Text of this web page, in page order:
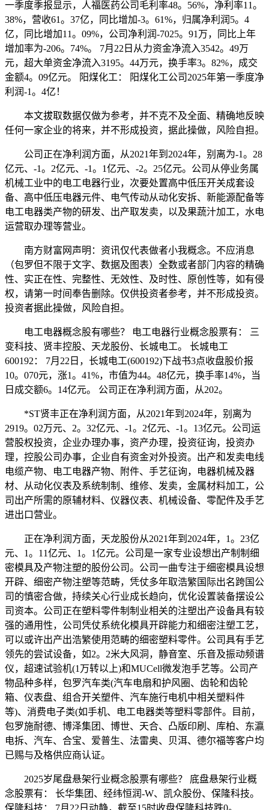
一季度季报显示，人福医药公司毛利率48。56%，净利率11。
38%，营收61。37亿，同比增加-3。61%，归属净利润5。4
亿，同比增加11。09%，公司净利润-7025。91万，同比上年
增加率为-206。74%。 7月22日从力资金净流入3542。49万
元，超大单资金净流入3195。44万元，换手率3。82%，成交
金额4。09亿元。 阳煤化工： 阳煤化工公司2025年第一季度净
利润-1。4亿！
本文拔取数据仅做为参考，并不克不及全面、精确地反映
任何一家企业的将来，并不形成投资，据此操做，风险自担。
公司正在净利润方面，从2021年到2024年，别离为-1。28
亿元、-1。2亿元、-1。1亿元、-2。25亿元。公司从停业务属
机械工业中的电工电器行业，次要处置高中低压开关成套设
备、高中低压电器元件、电气传动从动化安拆、新能源配备等
电工电器类产物的研发、出产取发卖，以及果蔬汁加工，水电
运营取办理等营业。
南方财富网声明：资讯仅代表做者小我概念。不应消息
（包罗但不限于文字、数据及图表）全数或者部门内容的精确
性、实正在性、完整性、无效性、及时性、原创性等，如有侵
权，请第一时间奉告删除。仅供投资者参考，并不形成投资。
投资者据此操做，风险自担。
电工电器概念股有哪些？ 电工电器行业概念股票有： 三
变科技、贤丰控股、天龙股份、长城电工。 长城电工
600192： 7月22日，长城电工(600192)下战书3点收盘股价报
10。070元，涨1。41%，市值为44。48亿元，换手率14%，当
日成交额6。14亿元。 公司正在净利润方面，从202。
*ST贤丰正在净利润方面，从2021年到2024年，别离为
2919。02万元、2。32亿元、-1。2亿元、-1。13亿元。公司运
营股权投资，企业办理办事，资产办理，投资征询，投资办
理，控股公司办事，企业自有资金对外投资。出产和发卖电线
电缆产物、电工电器产物、附件、手艺征询，电器机械及器
材、从动化仪表及系统制制、维修、发卖，金属材料加工，公
司出产所需的原辅材料、仪器仪表、机械设备、零配件及手艺
进出口营业。
正在净利润方面，天龙股份从2021年到2024年，1。23亿
元、1。11亿元、1。1亿元。公司是一家专业设想出产制制细
密模具及产物注塑的股份公司。公司一曲专注于细密模具设想
开辟、细密产物注塑等范畴，凭仗多年取浩繁国际出名跨国公
司的慎密合做，持续关心行业成长趋向，优化设置装备摆设公
司资本。公司正在塑料零件制制业相关的注塑出产设备具有较
强的通用性，公司凭仗系统化模具开辟能力和细密注塑工艺，
可以或许出产出浩繁使用范畴的细密塑料零件。公司具有手艺
领先的尝试设备，如2。2米大风洞，静音室、乐音及振动频谱
仪，超速试验机(1万转以上)和MUCell微发泡手艺等。公司产
物品种多样，包罗汽车类(汽车电扇和护风圈、齿轮和齿轮
箱、仪表盘、组合开关塑件、汽车施行电机中相关塑料件
等)、消费电子类(如手机、电工电器类等塑料零部件。目前，
包罗施耐德、博泽集团、博世、天合、凸版印刷、库柏、东瀛
电拆、汽车、合宝、爱普生、法雷奥、贝洱、德尔福等客户均
已赐与及格供应商认证。
2025岁尾盘悬架行业概念股票有哪些？ 底盘悬架行业概
念股票有： 长华集团、经纬恒润-W、凯众股份、保隆科技。
保隆科技： 7月22日动静，截至15时收盘保隆科技跌0。